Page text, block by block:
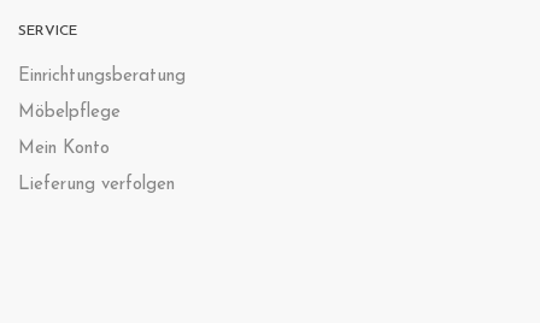
SERVICE
Einrichtungsberatung
Möbelpflege
Mein Konto
Lieferung verfolgen